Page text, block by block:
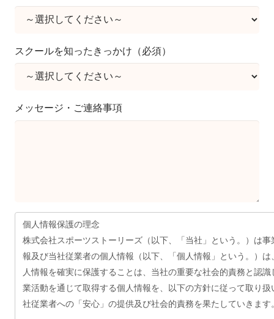
スクールを知ったきっかけ（必須）
メッセージ・ご連絡事項
個人情報保護の理念
株式会社スポーツストーリーズ（以下、「当社」という。）は
報及び当社従業者の個人情報（以下、「個人情報」という。）
人情報を確実に保護することは、当社の重要な社会的責務と認
業活動を通じて取得する個人情報を、以下の方針に従って取り
社従業者への「安心」の提供及び社会的責務を果たしていきます